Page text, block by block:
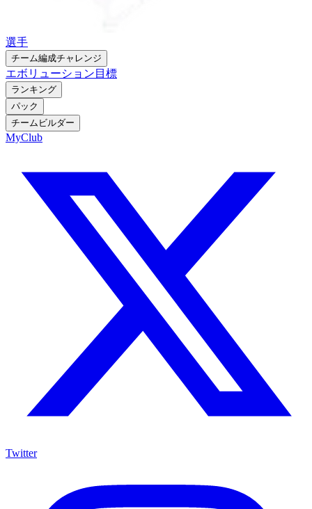
選手
チーム編成チャレンジ
エボリューション 目標
ランキング
パック
チームビルダー
MyClub
Twitter